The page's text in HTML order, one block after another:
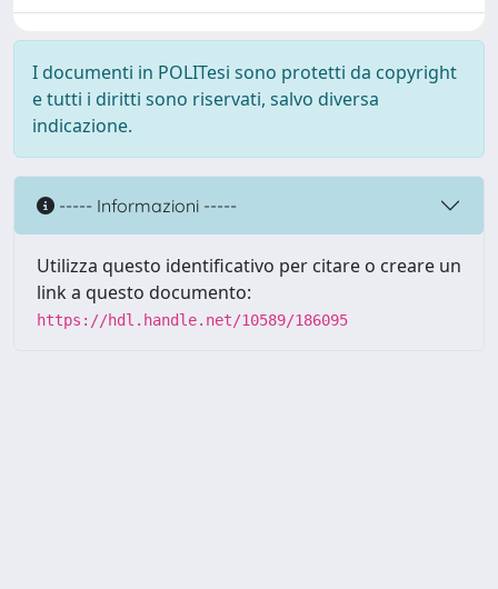
I documenti in POLITesi sono protetti da copyright
e tutti i diritti sono riservati, salvo diversa
indicazione.
----- Informazioni -----
Utilizza questo identificativo per citare o creare un
link a questo documento:
https://hdl.handle.net/10589/186095